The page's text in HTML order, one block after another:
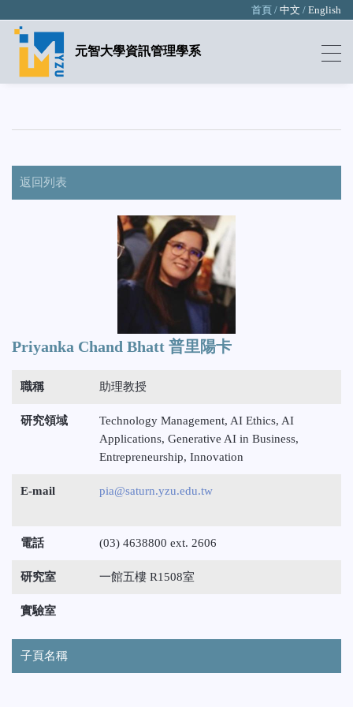
首頁 / 中文 / English
元智大學資訊管理學系
返回列表
Priyanka Chand Bhatt 普里陽卡
職稱 助理教授
研究領域
Technology Management, AI Ethics, AI
Applications, Generative AI in Business,
Entrepreneurship, Innovation
E-mail pia@saturn.yzu.edu.tw
電話 (03) 4638800 ext. 2606
研究室 一館五樓 R1508室
實驗室
子頁名稱